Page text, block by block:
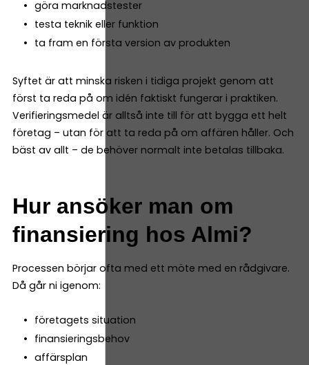
göra marknadstester
testa teknik eller funktion
ta fram en första version av produkten
Syftet är att minska risken i tidiga projekt genom att
först ta reda på om idén faktiskt fungerar i praktiken.
Verifieringsmedel är alltså inte till för att bygga ett helt
företag – utan för att ta reda på om affären håller. Och
bäst av allt – de behöver normalt inte betalas tillbaka.
Hur ansöker man om
finansiering hos Almi?
Processen börjar ofta med ett möte med en rådgivare.
Då går ni igenom:
företagets situation
finansieringsbehov
affärsplan